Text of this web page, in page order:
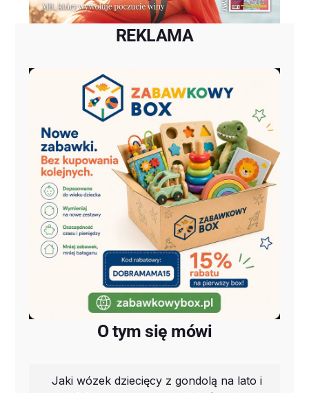
REKLAMA
O tym się mówi
Jaki wózek dziecięcy z gondolą na lato i